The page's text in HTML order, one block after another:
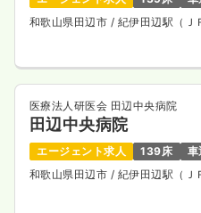
和歌山県田辺市 / 紀伊田辺駅（Ｊ
医療法人研医会 田辺中央病院
田辺中央病院
エージェント求人 139床
車
和歌山県田辺市 / 紀伊田辺駅（Ｊ